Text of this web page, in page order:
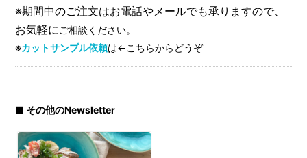
※期間中のご注文はお電話やメールでも承りますので、
お気軽に ご相談ください。
※カットサンプル依頼は←こちらからどうぞ
■ その他のNewsletter